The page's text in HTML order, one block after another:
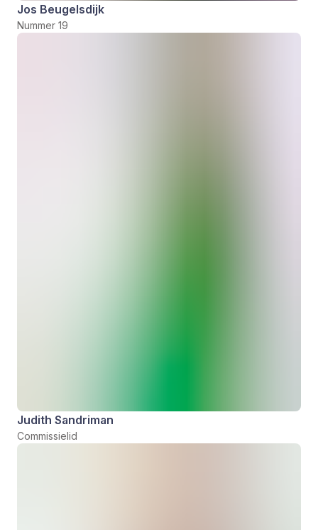
Jos Beugelsdijk
Nummer 19
Judith Sandriman
Commissielid